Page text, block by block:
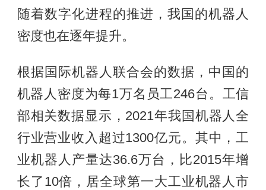
随着数字化进程的推进，我国的机器人
密度也在逐年提升。
根据国际机器人联合会的数据，中国的
机器人密度为每1万名员工246台。工信
部相关数据显示，2021年我国机器人全
行业营业收入超过1300亿元。其中，工
业机器人产量达36.6万台，比2015年增
长了10倍，居全球第一大工业机器人市